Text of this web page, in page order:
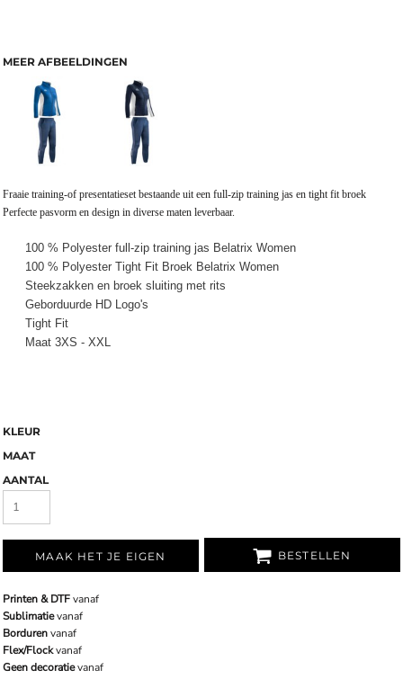
MEER AFBEELDINGEN
Fraaie training-of presentatieset bestaande uit een full-zip training jas en tight fit broek
Perfecte pasvorm en design in diverse maten leverbaar.
100 % Polyester full-zip training jas Belatrix Women
100 % Polyester Tight Fit Broek Belatrix Women
Steekzakken en broek sluiting met rits
Geborduurde HD Logo's
Tight Fit
Maat 3XS - XXL
KLEUR
MAAT
AANTAL
MAAK HET JE EIGEN BESTELLEN
Printen & DTFvanaf
Sublimatievanaf
Bordurenvanaf
Flex/Flockvanaf
Geen decoratievanaf